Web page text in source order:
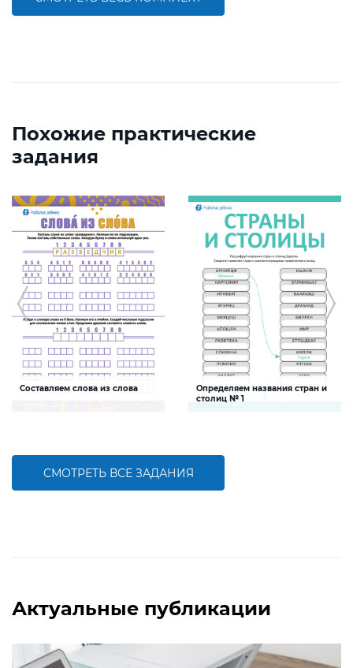
Похожие практические
задания
Составляем слова из слова
Определяем названия стран и
столиц № 1
СМОТРЕТЬ ВСЕ ЗАДАНИЯ
Актуальные публикации